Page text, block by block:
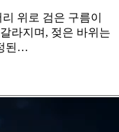
위로 검은 구름이
라지며, 젖은 바위는
된…